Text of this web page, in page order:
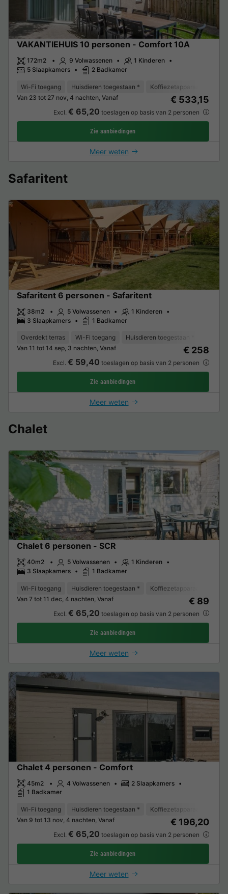
VAKANTIEHUIS 10 personen - Comfort 10A
172m2 9 Volwassenen
1 Kinderen
5 Slaapkamers
2 Badkamer
Wi-Fi toegang Huisdieren toegestaan * Koffiezetapparaat
Van 23 tot 27 nov, 4 nachten, Vanaf
€ 533,15
Excl. € 65,20 toeslagen op basis van 2 personen
Zie aanbiedingen
Meer weten
Safaritent
Safaritent 6 personen - Safaritent
38m2 5 Volwassenen
1 Kinderen
3 Slaapkamers
1 Badkamer
Overdekt terras Wi-Fi toegang Huisdieren toegestaan *
Van 11 tot 14 sep, 3 nachten, Vanaf
€ 258
Excl. € 59,40 toeslagen op basis van 2 personen
Zie aanbiedingen
Meer weten
Chalet
Chalet 6 personen - SCR
40m2 5 Volwassenen
1 Kinderen
3 Slaapkamers
1 Badkamer
Wi-Fi toegang Huisdieren toegestaan * Koffiezetapparaat
Van 7 tot 11 dec, 4 nachten, Vanaf
€ 89
Excl. € 65,20 toeslagen op basis van 2 personen
Zie aanbiedingen
Meer weten
Chalet 4 personen - Comfort
45m2 4 Volwassenen
2 Slaapkamers
1 Badkamer
Wi-Fi toegang Huisdieren toegestaan * Koffiezetapparaat
Van 9 tot 13 nov, 4 nachten, Vanaf
€ 196,20
Excl. € 65,20 toeslagen op basis van 2 personen
Zie aanbiedingen
Meer weten